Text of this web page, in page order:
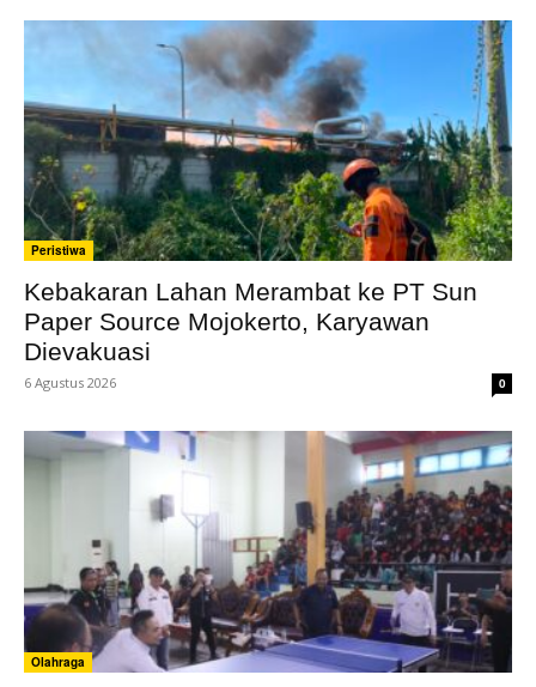
Peristiwa
Kebakaran Lahan Merambat ke PT Sun
Paper Source Mojokerto, Karyawan
Dievakuasi
6 Agustus 2026 0
Olahraga